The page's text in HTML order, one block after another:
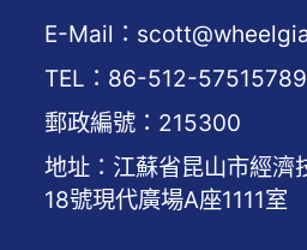
E-Mail：
TEL：86-512-57515789
郵政編號：215300
地址：江蘇省昆山市經濟
18號現代廣場A座1111室